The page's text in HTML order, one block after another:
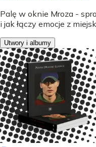
Palę w oknie Mroza -
i jak łączy emocje z
Utwory i albumy